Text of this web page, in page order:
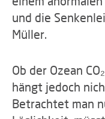
und die
Müller.
Ob der Ozean
hängt jedoch
Betrachtet man